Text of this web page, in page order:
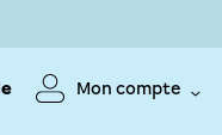
Mon compte